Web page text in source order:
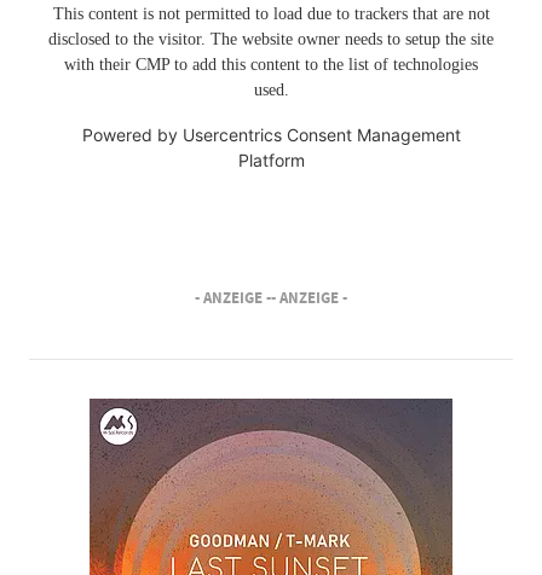
This content is not permitted to load due to trackers that are not
disclosed to the visitor. The website owner needs to setup the site
with their CMP to add this content to the list of technologies
used.
Powered by Usercentrics Consent Management
Platform
- ANZEIGE -- ANZEIGE -